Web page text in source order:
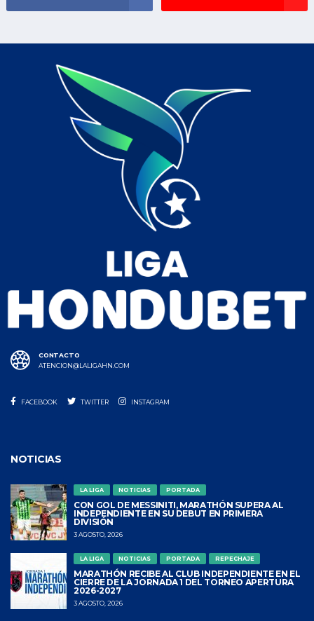
CONTACTO
ATENCION@LALIGAHN.COM
FACEBOOK TWITTER INSTAGRAM
NOTICIAS
LA LIGA NOTICIAS PORTADA
CON GOL DE MESSINITI, MARATHÓN SUPERA AL
INDEPENDIENTE EN SU DEBUT EN PRIMERA
DIVISIÓN
3 AGOSTO, 2026
LA LIGA NOTICIAS PORTADA REPECHAJE
MARATHÓN RECIBE AL CLUB INDEPENDIENTE EN EL
CIERRE DE LA JORNADA 1 DEL TORNEO APERTURA
2026-2027
3 AGOSTO, 2026